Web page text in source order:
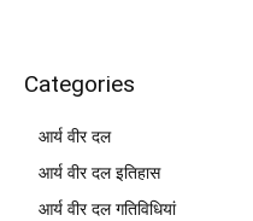
Categories
आर्य वीर दल
आर्य वीर दल इतिहास
आर्य वीर दल गतिविधियां